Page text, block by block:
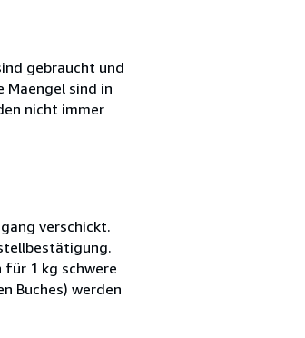
gebraucht und
Maengel sind in
nicht immer
verschickt.
für 1 kg schwere
Buches) werden